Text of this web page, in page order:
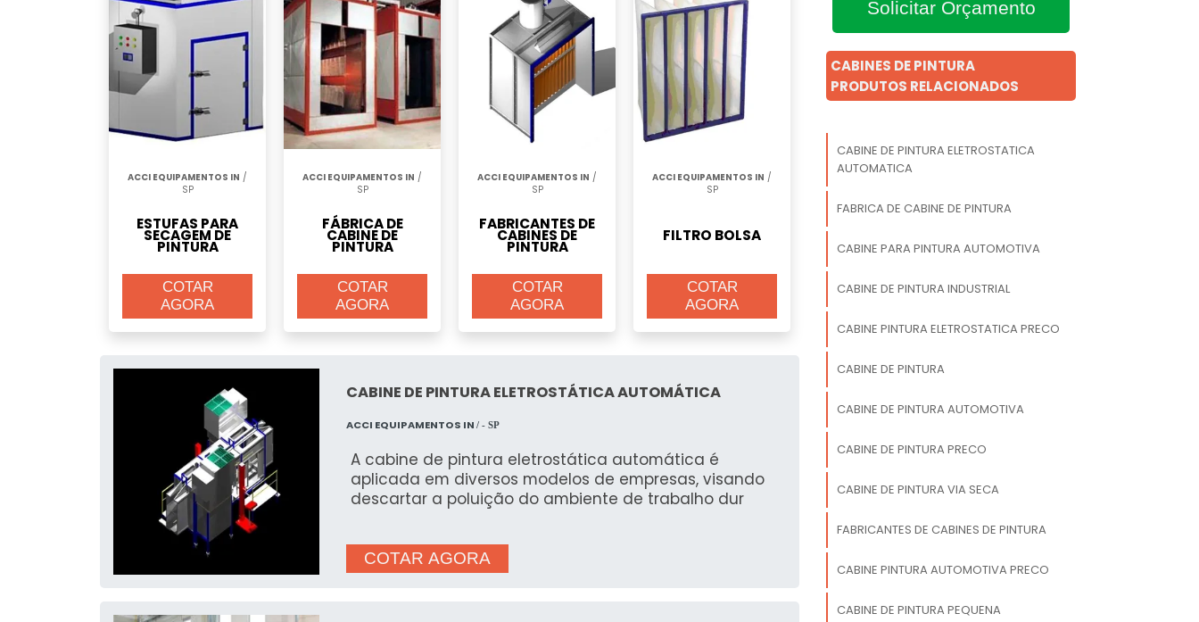
ACCI EQUIPAMENTOS IN /
SP
ESTUFAS PARA
SECAGEM DE
PINTURA
COTAR
AGORA
ACCI EQUIPAMENTOS IN /
SP
FÁBRICA DE
CABINE DE
PINTURA
COTAR
AGORA
ACCI EQUIPAMENTOS IN /
SP
FABRICANTES DE
CABINES DE
PINTURA
COTAR
AGORA
ACCI EQUIPAMENTOS IN /
SP
FILTRO BOLSA
COTAR
AGORA
CABINE DE PINTURA ELETROSTÁTICA AUTOMÁTICA
ACCI EQUIPAMENTOS IN/ - SP
A cabine de pintura eletrostática automática é
aplicada em diversos modelos de empresas, visando
descartar a poluição do ambiente de trabalho dur
COTAR AGORA
Solicitar Orçamento
CABINES DE PINTURA
PRODUTOS RELACIONADOS
CABINE DE PINTURA ELETROSTATICA
AUTOMATICA
FABRICA DE CABINE DE PINTURA
CABINE PARA PINTURA AUTOMOTIVA
CABINE DE PINTURA INDUSTRIAL
CABINE PINTURA ELETROSTATICA PRECO
CABINE DE PINTURA
CABINE DE PINTURA AUTOMOTIVA
CABINE DE PINTURA PRECO
CABINE DE PINTURA VIA SECA
FABRICANTES DE CABINES DE PINTURA
CABINE PINTURA AUTOMOTIVA PRECO
CABINE DE PINTURA PEQUENA